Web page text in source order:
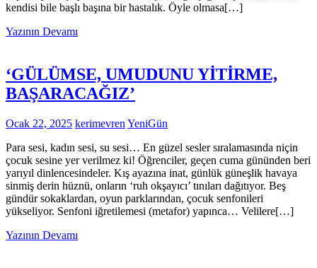
kendisi bile başlı başına bir hastalık. Öyle olmasa[…]
Yazının Devamı
‘GÜLÜMSE, UMUDUNU YİTİRME,
BAŞARACAĞIZ’
Ocak 22, 2025 kerimevren YeniGün
Para sesi, kadın sesi, su sesi… En güzel sesler sıralamasında niçin
çocuk sesine yer verilmez ki! Öğrenciler, geçen cuma gününden beri
yarıyıl dinlencesindeler. Kış ayazına inat, günlük güneşlik havaya
sinmiş derin hüznü, onların ‘ruh okşayıcı’ tınıları dağıtıyor. Beş
gündür sokaklardan, oyun parklarından, çocuk senfonileri
yükseliyor. Senfoni iğretilemesi (metafor) yapınca… Velilere[…]
Yazının Devamı